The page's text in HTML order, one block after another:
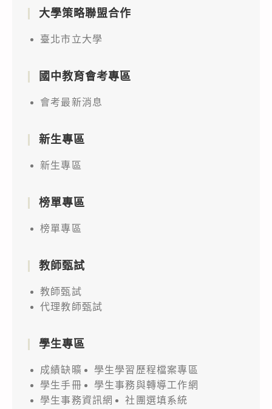
大學策略聯盟合作
臺北市立大學
國中教育會考專區
會考最新消息
新生專區
新生專區
榜單專區
榜單專區
教師甄試
教師甄試
代理教師甄試
學生專區
成績缺曠
學生學習歷程檔案專區
學生手冊
學生事務與轉導工作網
學生事務資訊網
社團選填系統